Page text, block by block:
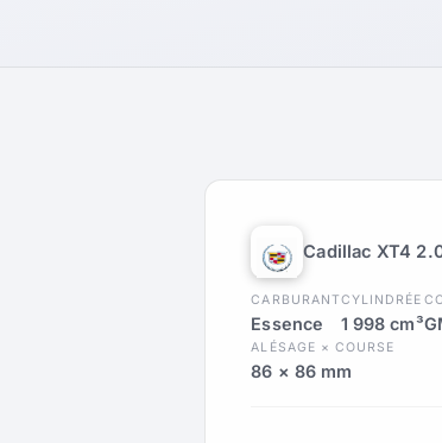
Cadillac XT4
CARBURANT
Essence
CYLINDRÉE
1 998 cm³
ALÉSAGE × COURSE
86 × 86 mm